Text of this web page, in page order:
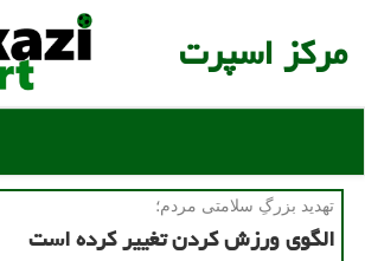
مركز اسپرت
تهدید بزرگِ سلامتی مردم؛
الگوی ورزش كردن تغییر كرده است